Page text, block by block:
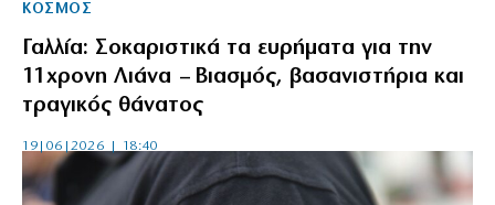
ΚΟΣΜΟΣ
Γαλλία: Σοκαριστικά τα ευρήματα για την
11χρονη Λιάνα – Βιασμός, βασανιστήρια και
τραγικός θάνατος
19|06|2026 | 18:40